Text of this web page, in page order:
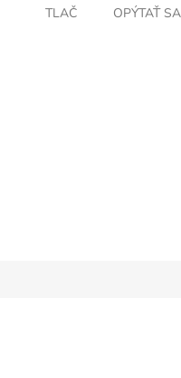
TLAČ OPÝTAŤ SA